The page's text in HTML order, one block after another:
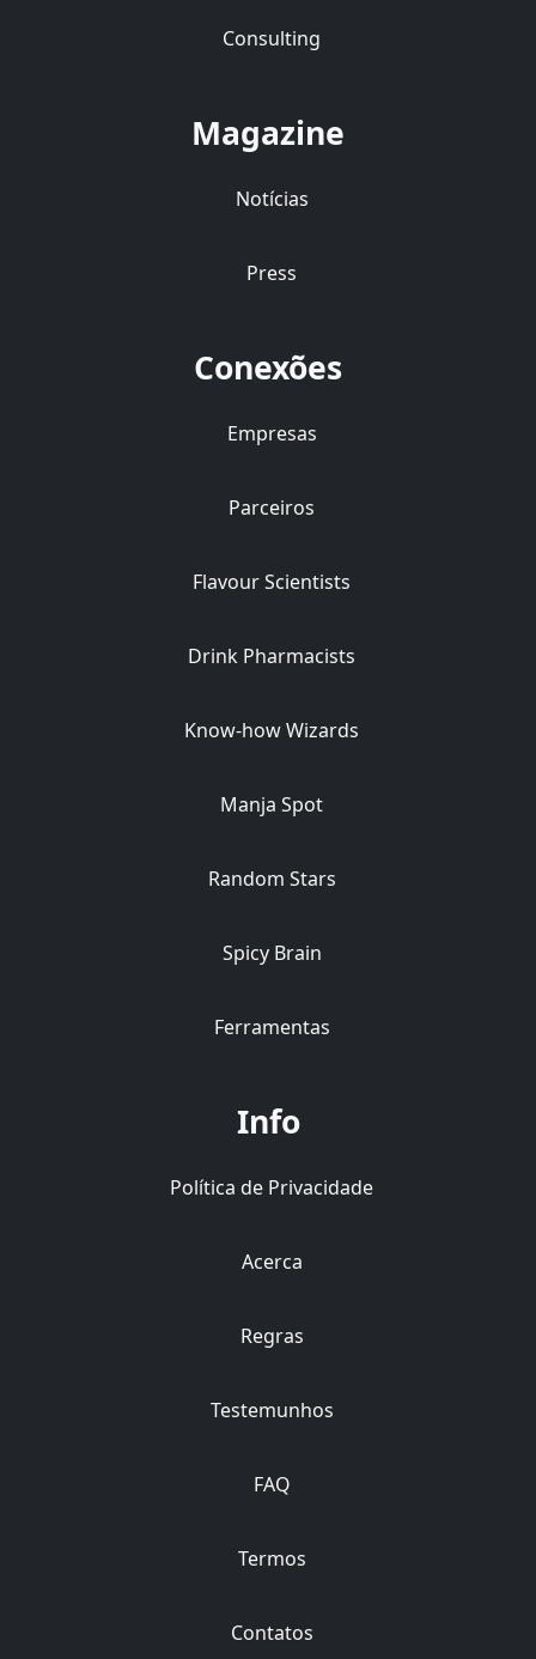
Consulting
Magazine
Notícias
Press
Conexões
Empresas
Parceiros
Flavour Scientists
Drink Pharmacists
Know-how Wizards
Manja Spot
Random Stars
Spicy Brain
Ferramentas
Info
Política de Privacidade
Acerca
Regras
Testemunhos
FAQ
Termos
Contatos